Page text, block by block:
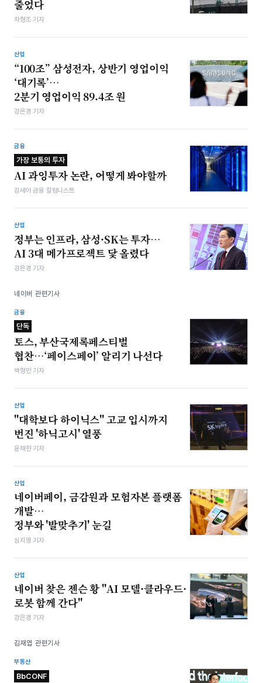
줄었다
차형조 기자
산업
“100조” 삼성전자, 상반기 영업이익
‘대기록’…
2분기 영업이익 89.4조 원
강은경 기자
금융
가장 보통의 투자
AI 과잉투자 논란, 어떻게 봐야할까
김세아 금융 칼럼니스트
산업
정부는 인프라, 삼성·SK는 투자…
AI 3대 메가프로젝트 닻 올렸다
강은경 기자
네이버 관련기사
금융
단독
토스, 부산국제록페스티벌
협찬…‘페이스페이’ 알리기 나선다
박형민 기자
산업
"대학보다 하이닉스" 고교 입시까지
번진 '하닉고시' 열풍
윤채현 기자
산업
네이버페이, 금감원과 모험자본 플랫폼
개발…
정부와 '발맞추기' 눈길
심지영 기자
산업
네이버 찾은 젠슨 황 "AI 모델·클라우드·
로봇 함께 간다"
강은경 기자
김재엽 관련기사
부동산
BbCONF